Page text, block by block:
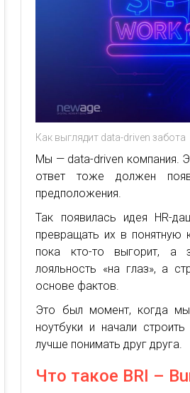
Как выглядит data-driven забота
Мы — data-driven компания.
ответ тоже должен
предположения.
Так появилась идея HR-
превращать их в понятную
пока кто-то выгорит, а
лояльность «на глаз», а
основе фактов.
Это был момент, когда мы
ноутбуки и начали
лучше понимать друг друга.
Что такое BRI –